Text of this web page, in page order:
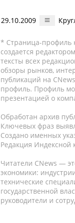
29.10.2009
* Страница-профиль
создается
тексты всех
обзоры рынков,
публикаций на
профиль. Профиль
презентацией о
Обработан архив
Ключевых фраз
Создано именных
Редакция Индексной
Читатели CNews —
экономики:
технические
государственной
руководители и